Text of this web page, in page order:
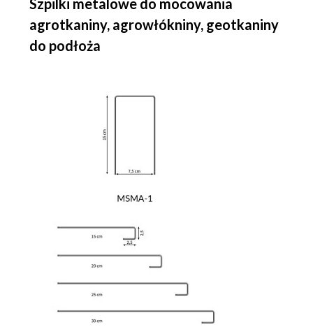
Szpilki metalowe do mocowania
agrotkaniny, agrowłókniny, geotkaniny
do podłoża